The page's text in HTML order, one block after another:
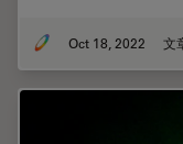
Oct 18, 2022 文